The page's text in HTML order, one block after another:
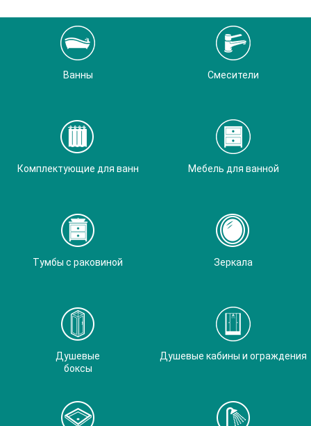
Ванны Смесители
Комплектующие для ванн Мебель для ванной
Тумбы с раковиной Зеркала
Душевые
боксы
Душевые кабины и ограждения